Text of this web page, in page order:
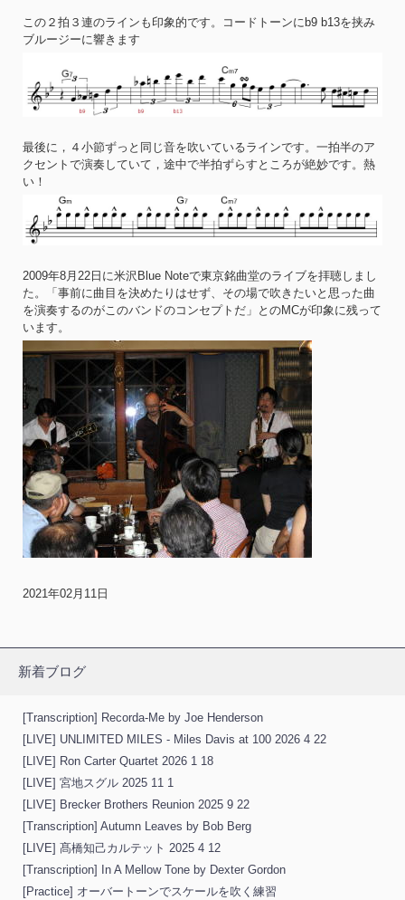
この２拍３連のラインも印象的です。コードトーンにb9 b13を挟み
ブルージーに響きます
最後に，４小節ずっと同じ音を吹いているラインです。一拍半のア
クセントで演奏していて，途中で半拍ずらすところが絶妙です。熱
い！
2009年8月22日に米沢Blue Noteで東京銘曲堂のライブを拝聴しまし
た。「事前に曲目を決めたりはせず、その場で吹きたいと思った曲
を演奏するのがこのバンドのコンセプトだ」とのMCが印象に残って
います。
2021年02月11日
新着ブログ
[Transcription] Recorda-Me by Joe Henderson
[LIVE] UNLIMITED MILES - Miles Davis at 100 2026 4 22
[LIVE] Ron Carter Quartet 2026 1 18
[LIVE] 宮地スグル 2025 11 1
[LIVE] Brecker Brothers Reunion 2025 9 22
[Transcription] Autumn Leaves by Bob Berg
[LIVE] 髙橋知己カルテット 2025 4 12
[Transcription] In A Mellow Tone by Dexter Gordon
[Practice] オーバートーンでスケールを吹く練習